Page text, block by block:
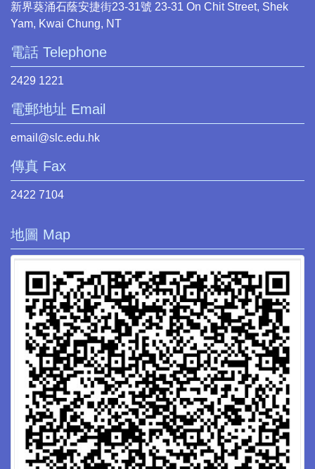
新界葵涌石蔭安捷街23-31號 23-31 On Chit Street, Shek
Yam, Kwai Chung, NT
電話 Telephone
2429 1221
電郵地址 Email
email@slc.edu.hk
傳真 Fax
2422 7104
地圖 Map